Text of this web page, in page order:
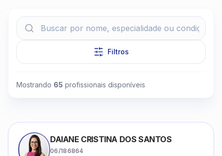
Filtros
Mostrando 65 profissionais disponíveis
DAIANE CRISTINA DOS SANTOS
06/186864